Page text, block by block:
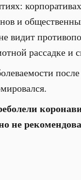
и
видит
рассадке
не